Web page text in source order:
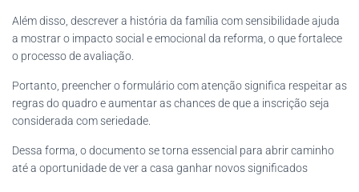
Além disso, descrever a história da família com sensibilidade ajuda
a mostrar o impacto social e emocional da reforma, o que fortalece
o processo de avaliação.
Portanto, preencher o formulário com atenção significa respeitar as
regras do quadro e aumentar as chances de que a inscrição seja
considerada com seriedade.
Dessa forma, o documento se torna essencial para abrir caminho
até a oportunidade de ver a casa ganhar novos significados